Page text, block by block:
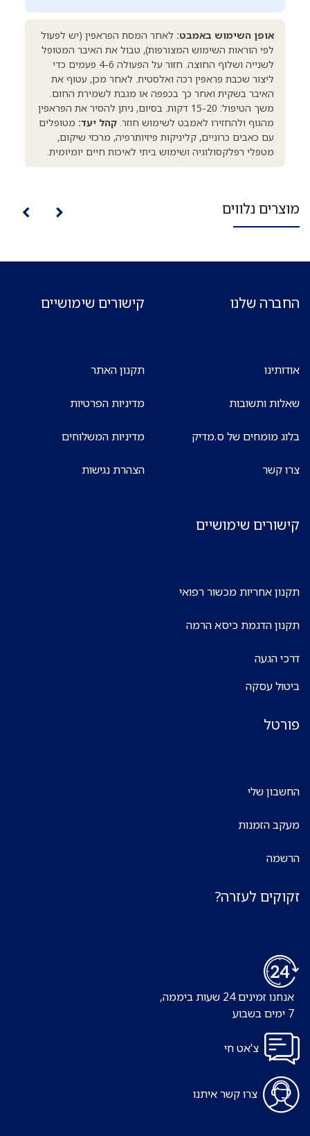
אופן השימוש באמבט: לאחר המסת הפראפין (יש לפעול
לפי הוראות השימוש המצורפות), טבול את האיבר המטופל
לשנייה ושלוף החוצה. חזור על הפעולה 4-6 פעמים כדי
ליצור שכבת פראפין רכה ואלסטית. לאחר מכן, עטוף את
האיבר בשקית ואחר כך בכפפה או מגבת לשמירת החום.
משך הטיפול: 15-20 דקות. בסיום, ניתן להסיר את הפראפין
מהגוף ולהחזירו לאמבט לשימוש חוזר. קהל יעד: מטופלים
עם כאבים כרוניים, קליניקות פיזיותרפיה, מרכזי שיקום,
מטפלי רפלקסולוגיה ושימוש ביתי לאיכות חיים יומיומית.
מוצרים נלווים
החברה שלנו
אודותינו
שאלות ותשובות
בלוג מומחים של ס.מדיק
צרו קשר
קישורים שימושיים
תקנון האתר
מדיניות הפרטיות
מדיניות המשלוחים
הצהרת נגישות
קישורים שימושיים
תקנון אחריות מכשור רפואי
תקנון הדגמת כיסא הרמה
דרכי הגעה
ביטול עסקה
פורטל
החשבון שלי
מעקב הזמנות
הרשמה
זקוקים לעזרה?
אנחנו זמינים 24 שעות ביממה,
צ'אט חי
צרו קשר איתנו